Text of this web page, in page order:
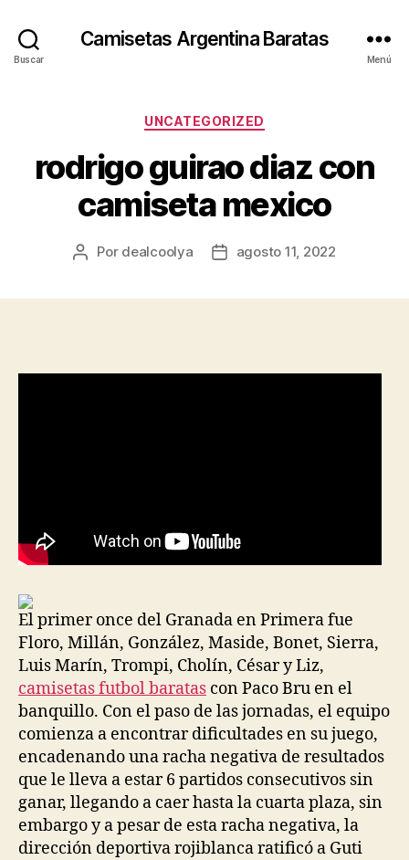
Buscar
Camisetas Argentina Baratas
Menú
Categorías
UNCATEGORIZED
rodrigo guirao diaz con
camiseta mexico
Autor
Por dealcoolya
Fechaagosto 11, 2022
El primer once del Granada en Primera fue
Floro, Millán, González, Maside, Bonet, Sierra,
Luis Marín, Trompi, Cholín, César y Liz,
camisetas futbol baratas con Paco Bru en el
banquillo. Con el paso de las jornadas, el equipo
comienza a encontrar dificultades en su juego,
encadenando una racha negativa de resultados
que le lleva a estar 6 partidos consecutivos sin
ganar, llegando a caer hasta la cuarta plaza, sin
embargo y a pesar de esta racha negativa, la
dirección deportiva rojiblanca ratificó a Guti